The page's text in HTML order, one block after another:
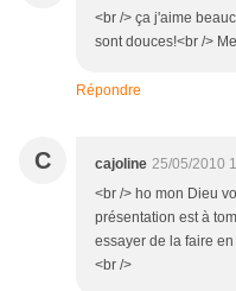
<br /> ça j'aime
sont douces!<br />
Répondre
C cajoline 25/05/2010
<br /> ho mon Dieu
présentation est à
essayer de la faire
<br />